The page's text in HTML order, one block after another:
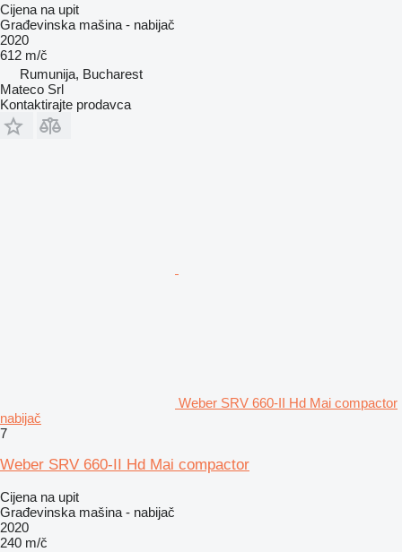
Cijena na upit
Građevinska mašina - nabijač
2020
612 m/č
Rumunija, Bucharest
Mateco Srl
Kontaktirajte prodavca
Weber SRV 660-II Hd Mai compactor
nabijač
7
Weber SRV 660-II Hd Mai compactor
Cijena na upit
Građevinska mašina - nabijač
2020
240 m/č